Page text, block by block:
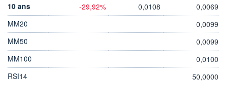
10 ans
-29,92% 0,0108
0,0069
MM20
0,0099
MM50
0,0099
MM100
0,0100
RSI14
50,0000